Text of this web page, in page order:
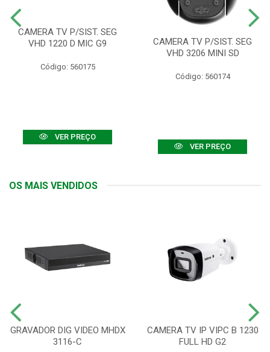
CAMERA TV P/SIST. SEG
VHD 1220 D MIC G9
Código: 560175
VER PREÇO
CAMERA TV P/SIST. SEG
VHD 3206 MINI SD
Código: 560174
VER PREÇO
OS MAIS VENDIDOS
GRAVADOR DIG VIDEO MHDX
3116-C
CAMERA TV IP VIPC B 1230
FULL HD G2